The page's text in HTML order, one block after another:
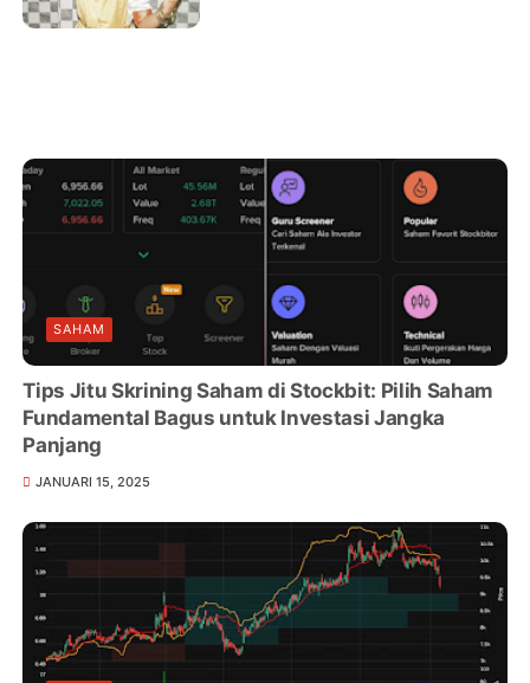
SAHAM
Tips Jitu Skrining Saham di Stockbit: Pilih Saham
Fundamental Bagus untuk Investasi Jangka
Panjang
JANUARI 15, 2025